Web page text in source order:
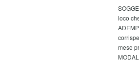
loco
mese